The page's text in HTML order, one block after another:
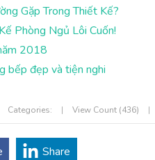
Gặp Trong Thiết Kế?
Phòng Ngủ Lôi Cuốn!
2018
bếp đẹp và tiện nghi
Categories: | View Count (436) |
Share